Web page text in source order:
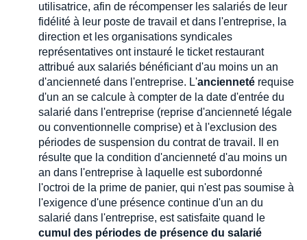
utilisatrice, afin de récompenser les salariés de leur
fidélité à leur poste de travail et dans l'entreprise, la
direction et les organisations syndicales
représentatives ont instauré le ticket restaurant
attribué aux salariés bénéficiant d'au moins un an
d'ancienneté dans l'entreprise. L'ancienneté requise
d'un an se calcule à compter de la date d'entrée du
salarié dans l'entreprise (reprise d'ancienneté légale
ou conventionnelle comprise) et à l'exclusion des
périodes de suspension du contrat de travail. Il en
résulte que la condition d'ancienneté d'au moins un
an dans l'entreprise à laquelle est subordonné
l'octroi de la prime de panier, qui n'est pas soumise à
l'exigence d'une présence continue d'un an du
salarié dans l'entreprise, est satisfaite quand le
cumul des périodes de présence du salarié